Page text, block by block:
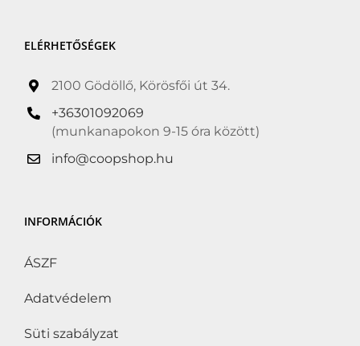
ELÉRHETŐSÉGEK
2100 Gödöllő, Körösfői út 34.
+36301092069
(munkanapokon 9-15 óra között)
info@coopshop.hu
INFORMÁCIÓK
ÁSZF
Adatvédelem
Süti szabályzat